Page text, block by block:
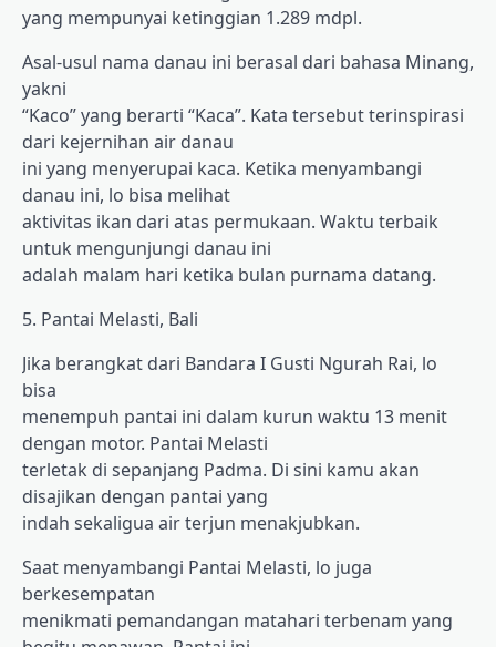
yang mempunyai ketinggian 1.289 mdpl.
Asal-usul nama danau ini berasal dari bahasa Minang,
yakni
“Kaco” yang berarti “Kaca”. Kata tersebut terinspirasi
dari kejernihan air danau
ini yang menyerupai kaca. Ketika menyambangi
danau ini, lo bisa melihat
aktivitas ikan dari atas permukaan. Waktu terbaik
untuk mengunjungi danau ini
adalah malam hari ketika bulan purnama datang.
5. Pantai Melasti, Bali
Jika berangkat dari Bandara I Gusti Ngurah Rai, lo
bisa
menempuh pantai ini dalam kurun waktu 13 menit
dengan motor. Pantai Melasti
terletak di sepanjang Padma. Di sini kamu akan
disajikan dengan pantai yang
indah sekaligua air terjun menakjubkan.
Saat menyambangi Pantai Melasti, lo juga
berkesempatan
menikmati pemandangan matahari terbenam yang